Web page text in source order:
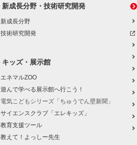
新成長分野・技術研究開発
新成長分野
技術研究開発
キッズ・展示館
エネマルZOO
遊んで学べる展示館へ行こう！
電気こどもシリーズ「ちゅうでん壁新聞」
サイエンスクラブ「エレキッズ」
教育支援ツール
教えて！よっしー先生